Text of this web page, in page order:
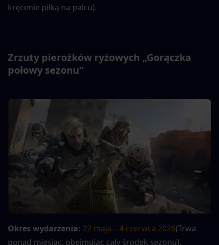
kręcenie piłką na palcu).
Zrzuty pierożków ryżowych „Gorączka
połowy sezonu”
Okres wydarzenia: 22 maja – 4 czerwca 2026(Trwa
ponad miesiąc, obejmując cały środek sezonu).